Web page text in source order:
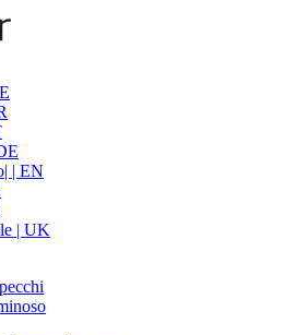
| EN
| UK